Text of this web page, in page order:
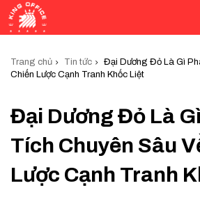
Trang chủ Tin tức
Đại Dương Đỏ Là Gì
Chiến Lược Cạnh Tranh Khốc Liệt
Đại Dương Đỏ Là
Tích Chuyên Sâu
Lược Cạnh Tranh